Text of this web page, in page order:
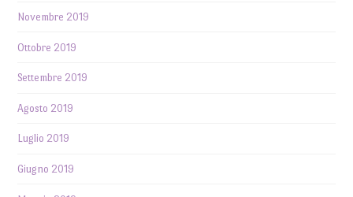
Novembre 2019
Ottobre 2019
Settembre 2019
Agosto 2019
Luglio 2019
Giugno 2019